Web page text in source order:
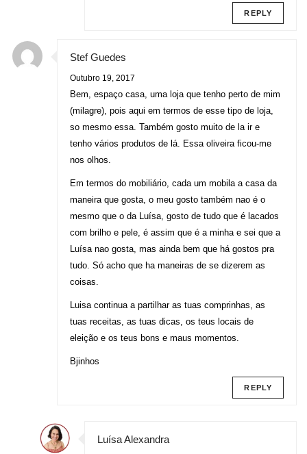
REPLY
Stef Guedes
Outubro 19, 2017
Bem, espaço casa, uma loja que tenho perto de mim
(milagre), pois aqui em termos de esse tipo de loja,
so mesmo essa. Também gosto muito de la ir e
tenho vários produtos de lá. Essa oliveira ficou-me
nos olhos.
Em termos do mobiliário, cada um mobila a casa da
maneira que gosta, o meu gosto também nao é o
mesmo que o da Luísa, gosto de tudo que é lacados
com brilho e pele, é assim que é a minha e sei que a
Luísa nao gosta, mas ainda bem que há gostos pra
tudo. Só acho que ha maneiras de se dizerem as
coisas.
Luisa continua a partilhar as tuas comprinhas, as
tuas receitas, as tuas dicas, os teus locais de
eleição e os teus bons e maus momentos.
Bjinhos
REPLY
Luísa Alexandra